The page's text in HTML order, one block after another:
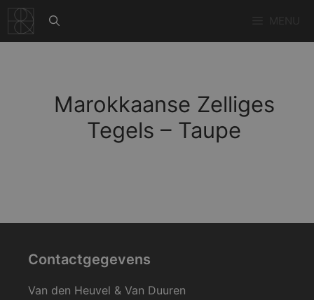
naar
de
Marokkaanse Zelliges
Tegels – Taupe
Contactgegevens
Van den Heuvel & Van Duuren